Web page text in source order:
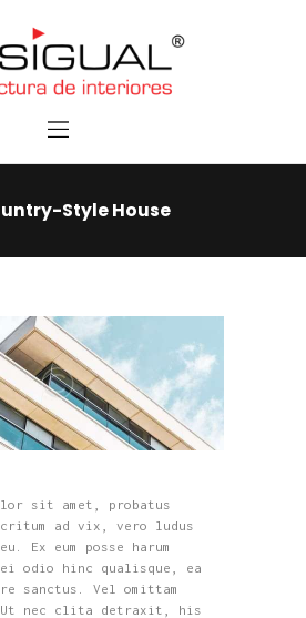
Style House
Home
Contacts
sit amet, probatus
ad vix, vero ludus
Ex eum posse harum
odio hinc qualisque, ea
sanctus. Vel omittam
nec clita detraxit, his